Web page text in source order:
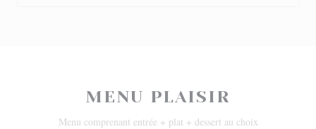
MENU PLAISIR
Menu comprenant entrée + plat + dessert au choix